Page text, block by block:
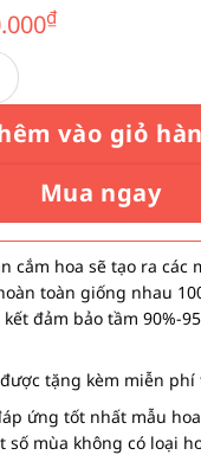
₫Giá
là:
600.000₫.
vào giỏ
Mua ngay
cắm hoa sẽ tạo ra các
toàn giống nhau
kết đảm bảo tầm 90%-
tặng kèm miễn
ứng tốt nhất mẫu
số mùa không có loại